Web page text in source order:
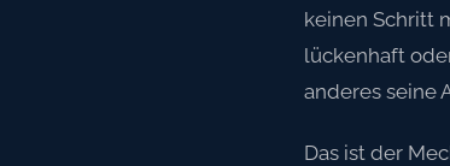
keinen Schritt
lückenhaft
anderes seine
Das ist der